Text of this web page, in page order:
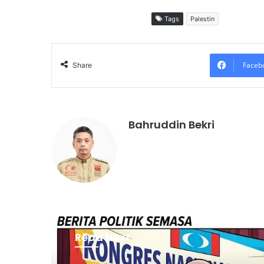
Tags Palestin
Share
Bahruddin Bekri
Read Next